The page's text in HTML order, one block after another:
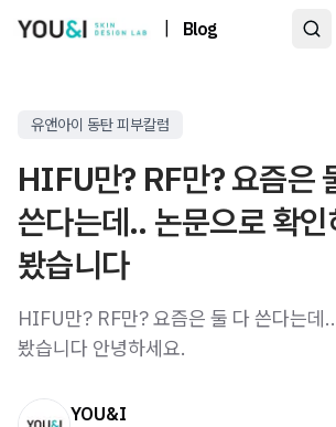
Blog
유앤아이 동탄 피부칼럼
HIFU만? RF만? 요즘은
쓴다는데.. 논문으로 확인
봤습니다
HIFU만? RF만? 요즘은 둘 다 쓴다는데
봤습니다 안녕하세요. ​
YOU&I